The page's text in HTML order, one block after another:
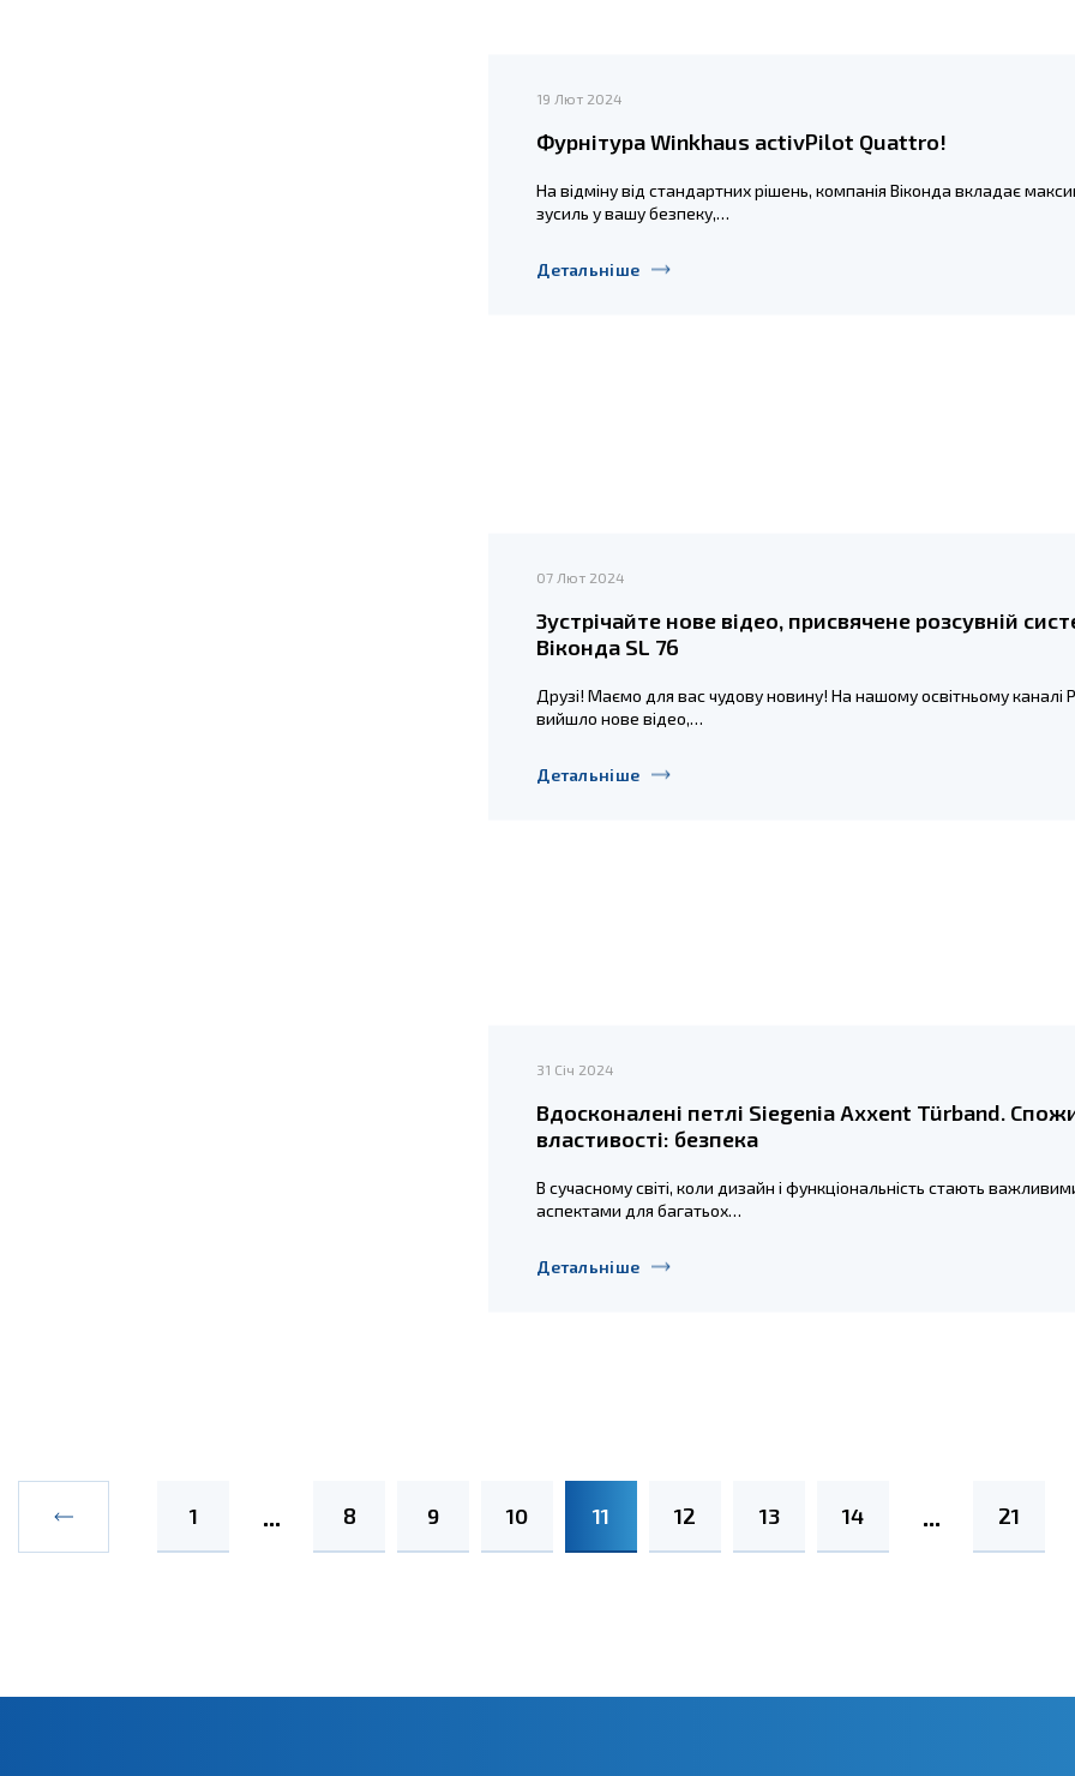
19 Лют 2024
Фурнітура Winkhaus activPilot Quattro!
На відміну від стандартних рішень, компанія Віконда вкладає
зусиль у вашу безпеку,…
Детальніше
07 Лют 2024
Зустрічайте нове відео, присвячене розсувній
Віконда SL 76
Друзі! Маємо для вас чудову новину! На нашому освітньому каналі ProВікна
вийшло нове відео,…
Детальніше
31 Січ 2024
Вдосконалені петлі Siegenia Axxent Türband.
властивості: безпека
В сучасному світі, коли дизайн і функціональність стають
аспектами для багатьох…
Детальніше
1 8 9 10 11 12 13 14 21